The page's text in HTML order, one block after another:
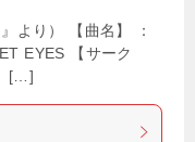
より） 【曲名】 ：
EYES 【サーク
[…]